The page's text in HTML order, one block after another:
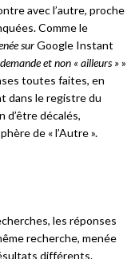
avec l’autre, proche
Comme le
surGoogle Instant
et non « ailleurs »»
toutes faites, en
dans le registre du
d’être décalés,
de « l’Autre ».
les réponses
recherche, menée
différents.